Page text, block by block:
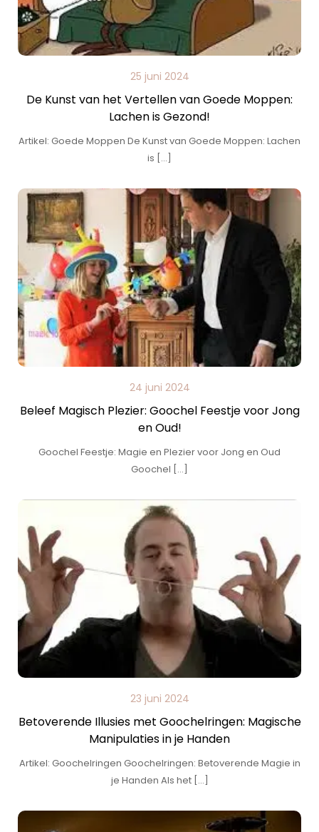
25 juni 2024
De Kunst van het Vertellen van Goede Moppen:
Lachen is Gezond!
Artikel: Goede Moppen De Kunst van Goede Moppen: Lachen
is […]
24 juni 2024
Beleef Magisch Plezier: Goochel Feestje voor Jong
en Oud!
Goochel Feestje: Magie en Plezier voor Jong en Oud
Goochel […]
23 juni 2024
Betoverende Illusies met Goochelringen: Magische
Manipulaties in je Handen
Artikel: Goochelringen Goochelringen: Betoverende Magie in
je Handen Als het […]